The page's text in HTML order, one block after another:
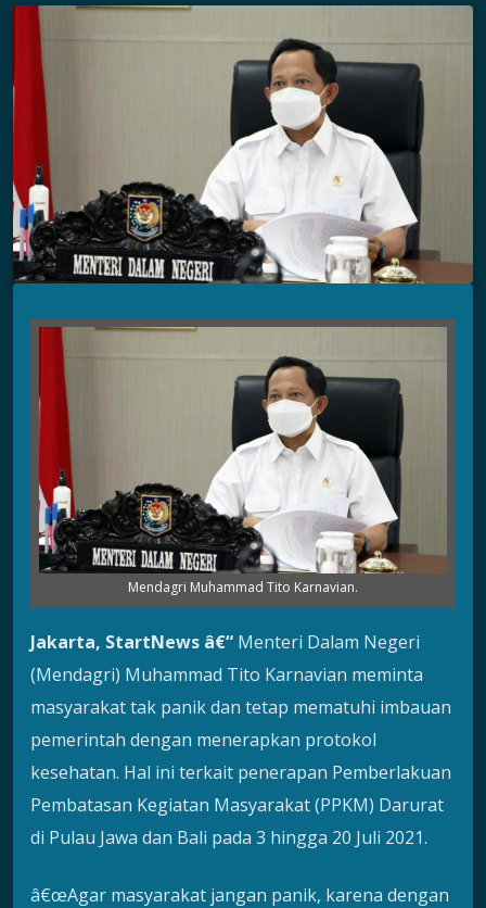
Mendagri Muhammad Tito Karnavian.
Jakarta, StartNews â€“ Menteri Dalam Negeri
(Mendagri) Muhammad Tito Karnavian meminta
masyarakat tak panik dan tetap mematuhi imbauan
pemerintah dengan menerapkan protokol
kesehatan. Hal ini terkait penerapan Pemberlakuan
Pembatasan Kegiatan Masyarakat (PPKM) Darurat
di Pulau Jawa dan Bali pada 3 hingga 20 Juli 2021.
â€œAgar masyarakat jangan panik, karena dengan